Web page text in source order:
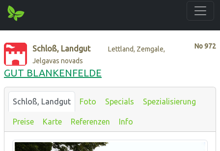
No972
Schloß, Landgut
Lettland, Zemgale,
Jelgavas novads
GUT BLANKENFELDE
Schloß, Landgut Foto Specials Spezialisierung
Preise Karte Referenzen Info